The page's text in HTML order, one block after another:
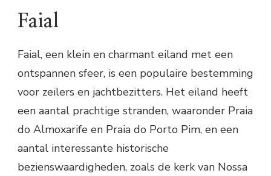
Faial
Faial, een klein en charmant eiland met een
ontspannen sfeer, is een populaire bestemming
voor zeilers en jachtbezitters. Het eiland heeft
een aantal prachtige stranden, waaronder Praia
do Almoxarife en Praia do Porto Pim, en een
aantal interessante historische
bezienswaardigheden, zoals de kerk van Nossa